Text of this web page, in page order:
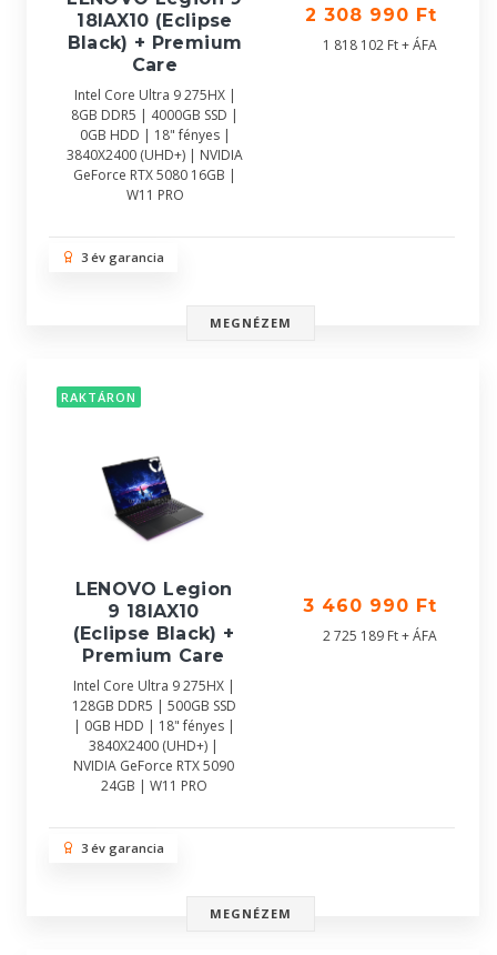
18IAX10 (Eclipse
Black) + Premium
Care
Intel Core Ultra 9 275HX |
8GB DDR5 | 4000GB SSD |
0GB HDD | 18" fényes |
3840X2400 (UHD+) | NVIDIA
GeForce RTX 5080 16GB |
W11 PRO
2 308 990 Ft
1 818 102 Ft + ÁFA
3 év garancia
MEGNÉZEM
RAKTÁRON
LENOVO Legion
9 18IAX10
(Eclipse Black) +
Premium Care
Intel Core Ultra 9 275HX |
128GB DDR5 | 500GB SSD
| 0GB HDD | 18" fényes |
3840X2400 (UHD+) |
NVIDIA GeForce RTX 5090
24GB | W11 PRO
3 460 990 Ft
2 725 189 Ft + ÁFA
3 év garancia
MEGNÉZEM